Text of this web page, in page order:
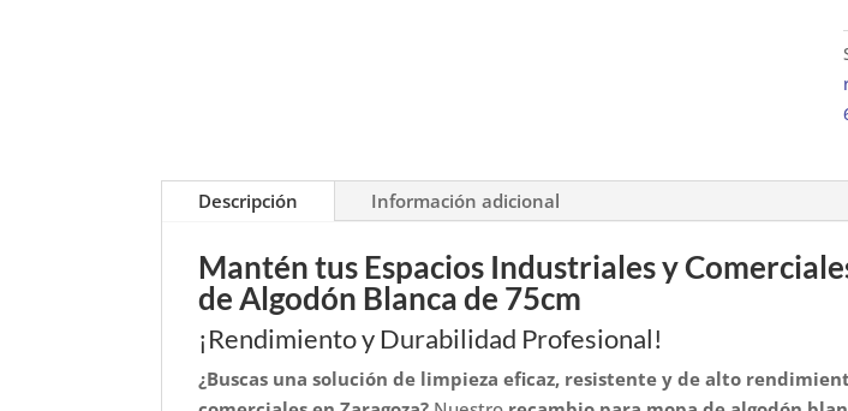
Descripción Información adicional
Mantén tus Espacios Industriales y
de Algodón Blanca de 75cm
¡Rendimiento y Durabilidad Profesional!
¿Buscas una solución de limpieza eficaz, resistente y de alto